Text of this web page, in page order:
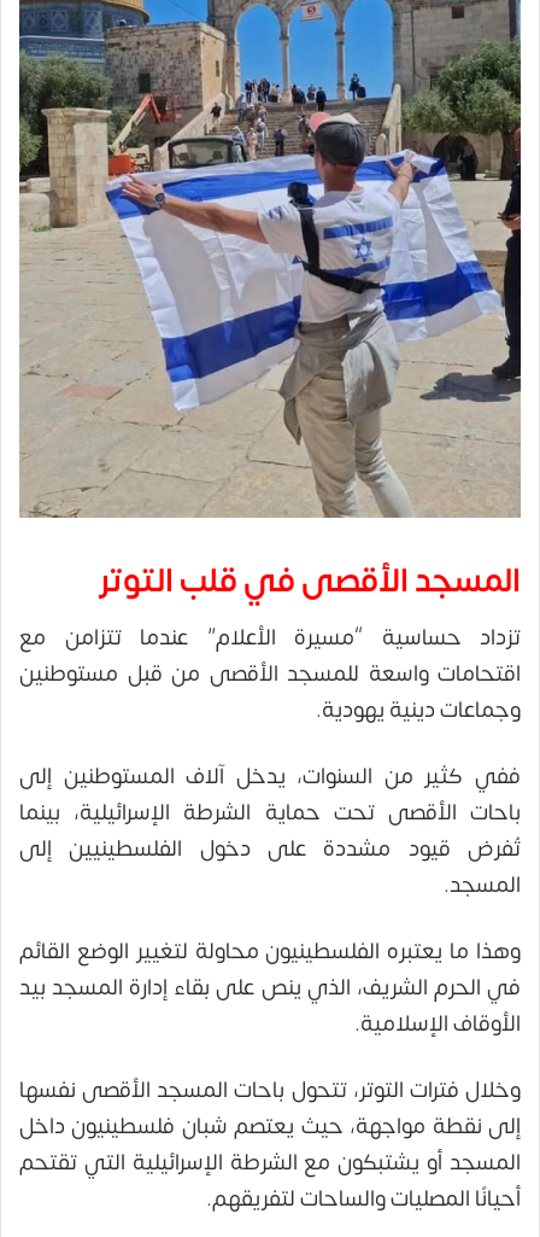
المسجد الأقصى في قلب التوتر
تزداد حساسية “مسيرة الأعلام” عندما تتزامن مع
اقتحامات واسعة للمسجد الأقصى من قبل مستوطنين
وجماعات دينية يهودية.
ففي كثير من السنوات، يدخل آلاف المستوطنين إلى
باحات الأقصى تحت حماية الشرطة الإسرائيلية، بينما
تُفرض قيود مشددة على دخول الفلسطينيين إلى
المسجد.
وهذا ما يعتبره الفلسطينيون محاولة لتغيير الوضع القائم
في الحرم الشريف، الذي ينص على بقاء إدارة المسجد بيد
الأوقاف الإسلامية.
وخلال فترات التوتر، تتحول باحات المسجد الأقصى نفسها
إلى نقطة مواجهة، حيث يعتصم شبان فلسطينيون داخل
المسجد أو يشتبكون مع الشرطة الإسرائيلية التي تقتحم
أحيانًا المصليات والساحات لتفريقهم.